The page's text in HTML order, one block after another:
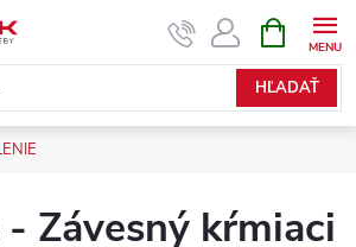
HĽADAŤ
KOŠÍK
- Závesný kŕmiaci